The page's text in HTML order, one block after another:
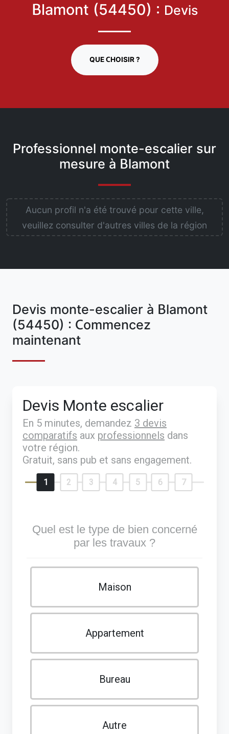
Blamont (54450) : Devis
QUE CHOISIR ?
Professionnel monte-escalier sur
mesure à Blamont
Aucun profil n'a été trouvé pour cette ville,
veuillez consulter d'autres villes de la région
Devis monte-escalier à Blamont
(54450) : Commencez
maintenant
Devis Monte escalier
En 5 minutes, demandez 3 devis
comparatifs aux professionnels dans
votre région.
Gratuit, sans pub et sans engagement.
1 2 3 4 5 6 7
Quel est le type de bien concerné
par les travaux ?
Maison
Appartement
Bureau
Autre